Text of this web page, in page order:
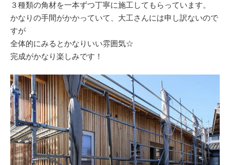
３種類の角材を一本ずつ丁寧に施工してもらっています。
かなりの手間がかかっていて、大工さんには申し訳ないので
すが
全体的にみるとかなりいい雰囲気☆
完成がかなり楽しみです！